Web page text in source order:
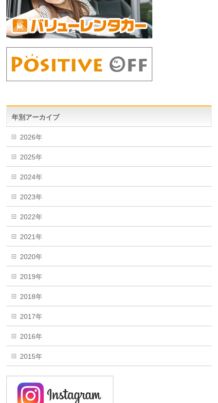
年別アーカイブ
2026年
2025年
2024年
2023年
2022年
2021年
2020年
2019年
2018年
2017年
2016年
2015年